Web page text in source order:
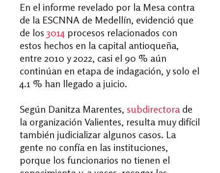
En el informe revelado por la Mesa contra
de la ESCNNA de Medellín, evidenció que
de los 3014 procesos relacionados con
estos hechos en la capital antioqueña,
entre 2010 y 2022, casi el 90 % aún
continúan en etapa de indagación, y solo el
4.1 % han llegado a juicio.
Según Danitza Marentes, subdirectora de
la organización Valientes, resulta muy difícil
también judicializar algunos casos. La
gente no confía en las instituciones,
porque los funcionarios no tienen el